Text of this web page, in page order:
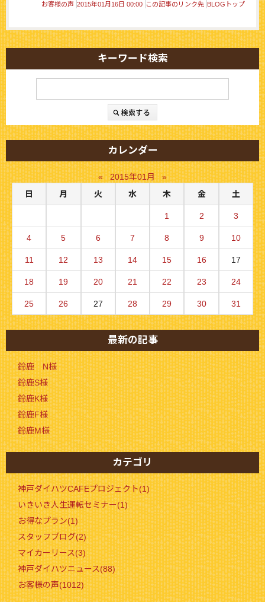
お客様の声 2015年01月16日 00:00 この記事のリンク先 BLOGトップ
キーワード検索
カレンダー
« 2015年01月
»
日
月 火 水 木 金 土
1 2 3
4 5 6 7 8 9 10
11 12 13 14 15 16 17
18 19 20 21 22 23 24
25 26 27 28 29 30 31
最新の記事
鈴鹿 N様
鈴鹿S様
鈴鹿K様
鈴鹿F様
鈴鹿M様
カテゴリ
神戸ダイハツCAFEプロジェクト(1)
いきいき人生運転セミナー(1)
お得なプラン(1)
スタッフブログ(2)
マイカーリース(3)
神戸ダイハツニュース(88)
お客様の声(1012)